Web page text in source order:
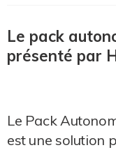
Le pack
présenté par
Le Pack
est une solution